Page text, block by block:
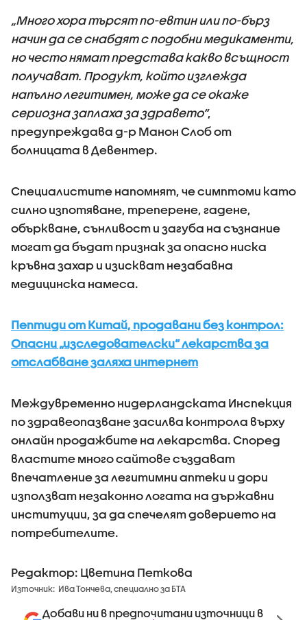
„Много хора търсят по-евтин или по-бърз
начин да се снабдят с подобни медикаменти,
но често нямат представа какво всъщност
получават. Продукт, който изглежда
напълно легитимен, може да се окаже
сериозна заплаха за здравето“,
предупреждава д-р Манон Слоб от
болницата в Девентер.
Специалистите напомнят, че симптоми като
силно изпотяване, треперене, гадене,
объркване, сънливост и загуба на съзнание
могат да бъдат признак за опасно ниска
кръвна захар и изискват незабавна
медицинска намеса.
Пептиди от Китай, продавани без контрол:
Опасни „изследователски“ лекарства за
отслабване заляха интернет
Междувременно нидерландската Инспекция
по здравеопазване засилва контрола върху
онлайн продажбите на лекарства. Според
властите много сайтове създават
впечатление за легитимни аптеки и дори
използват незаконно логата на държавни
институции, за да спечелят доверието на
потребителите.
Редактор: Цветина Петкова
Източник: Ива Тончева, специално за БТА
Добави ни в предпочитани източници в